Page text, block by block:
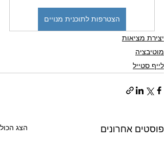
הצטרפות לתוכנית מנויים
יצירת מציאות
מוטיבציה
לייף סטייל
פוסטים אחרונים הצג הכול